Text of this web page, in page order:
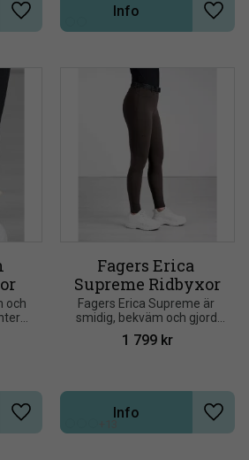
Lägg till i önskelista Lägg
Info
och
Lägg till i önskelista
Fagers Erica
Supreme Ridbyxor
Fagers Erica Supreme är
smidig, bekväm och gjord
för långa dagar i stallet -
precis som du
1 799 kr
Lägg
Info